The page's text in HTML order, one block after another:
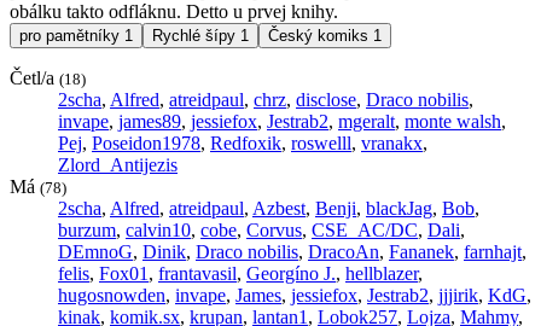
obálku takto odfláknu. Detto u prvej knihy.
pro pamětníky 1 Rychlé šípy 1 Český komiks 1
Četl/a (18)
2scha, Alfred, atreidpaul, chrz, disclose, Draco nobilis,
invape, james89, jessiefox, Jestrab2, mgeralt, monte walsh,
Pej, Poseidon1978, Redfoxik, roswelll, vranakx,
Zlord_Antijezis
Má (78)
2scha, Alfred, atreidpaul, Azbest, Benji, blackJag, Bob,
burzum, calvin10, cobe, Corvus, CSE_AC/DC, Dali,
DEmnoG, Dinik, Draco nobilis, DracoAn, Fananek, farnhajt,
felis, Fox01 , frantavasil, Georgíno J., hellblazer,
hugosnowden, invape, James, jessiefox, Jestrab2, jjjirik, KdG,
kinak, komik.sx, krupan, lantan1 , Lobok257, Lojza, Mahmy,